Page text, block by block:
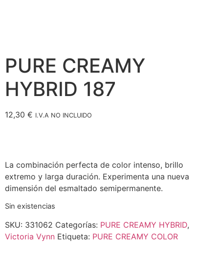
PURE CREAMY
HYBRID 187
12,30 € I.V.A NO INCLUIDO
La combinación perfecta de color intenso, brillo
extremo y larga duración. Experimenta una nueva
dimensión del esmaltado semipermanente.
Sin existencias
SKU: 331062 Categorías: PURE CREAMY HYBRID,
Victoria Vynn Etiqueta: PURE CREAMY COLOR